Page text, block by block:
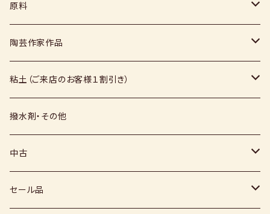
コテ
スポンジ
絵具
上絵具
下絵具
その他
粉末
液体
福島釉薬
原料
媒溶剤・調整剤等
長石
硅石
その他（土・泥等）
顔料
陶芸作家作品
上野焼
薪窯（高鶴淳一先生）
堀田窯
小石原焼
鶴見窯
秀山窯
高取焼
鬼丸雪山窯
福岡県：窯元・陶芸作家
粘土（ご来店のお客様１割引き）
信楽白土
信楽赤土
梅崎粘土
撥水剤・その他
中古
窯
セール品